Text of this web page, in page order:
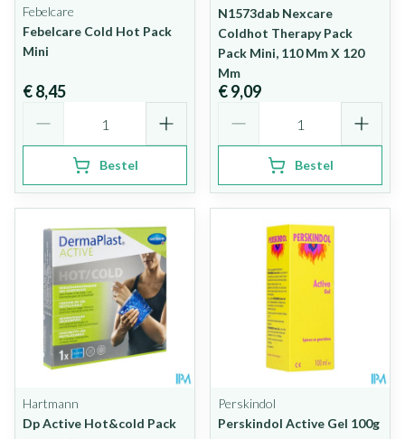
Febelcare
Febelcare Cold Hot Pack
Mini
€ 8,45
Bestel
N1573dab Nexcare
Coldhot Therapy Pack
Pack Mini, 110 Mm X 120
Mm
€ 9,09
Bestel
Hartmann
Dp Active Hot&cold Pack
Perskindol
Perskindol Active Gel 100g